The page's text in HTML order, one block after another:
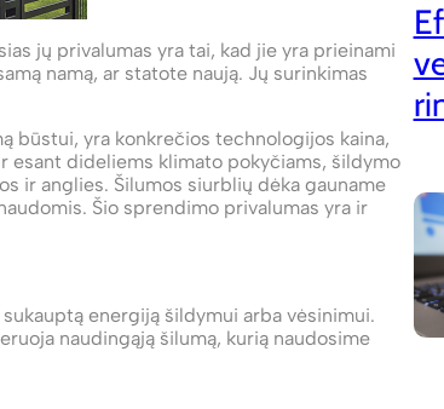
jų privalumas yra tai, kad jie yra prieinami
namą, ar statote naują. Jų surinkimas
būstui, yra konkrečios technologijos kaina,
esant dideliems klimato pokyčiams, šildymo
ir anglies. Šilumos siurblių dėka gauname
Šio sprendimo privalumas yra ir
energiją šildymui arba vėsinimui.
naudingąją šilumą, kurią naudosime